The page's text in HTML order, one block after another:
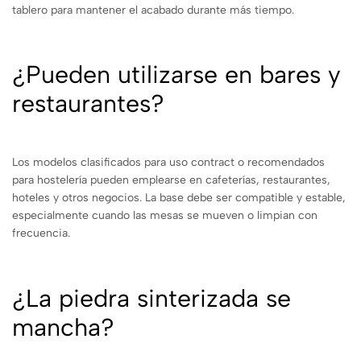
tablero para mantener el acabado durante más tiempo.
¿Pueden utilizarse en bares y
restaurantes?
Los modelos clasificados para uso contract o recomendados
para hostelería pueden emplearse en cafeterías, restaurantes,
hoteles y otros negocios. La base debe ser compatible y estable,
especialmente cuando las mesas se mueven o limpian con
frecuencia.
¿La piedra sinterizada se
mancha?